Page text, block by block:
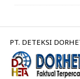
PT. DETEKSI